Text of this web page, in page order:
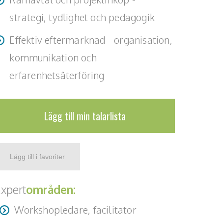
strategi, tydlighet och pedagogik
Effektiv eftermarknad - organisation,
kommunikation och
erfarenhetsåterföring
Lägg till min talarlista
områden:
Workshopledare, facilitator